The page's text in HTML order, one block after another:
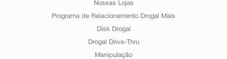
Nossas Lojas
Programa de Relacionamento Drogal Mais
Disk Drogal
Drogal Drive-Thru
Manipulação